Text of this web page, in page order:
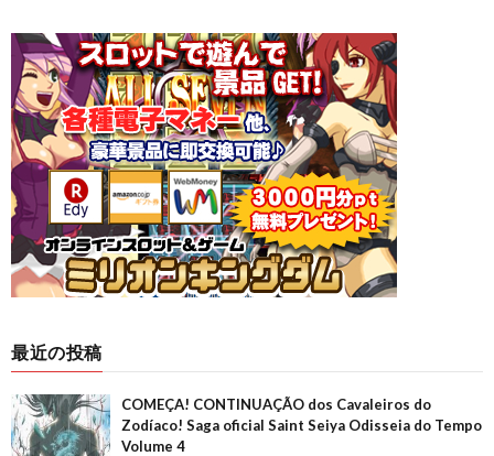
最近の投稿
COMEÇA! CONTINUAÇÃO dos Cavaleiros do
Zodíaco! Saga oficial Saint Seiya Odisseia do Tempo
Volume 4